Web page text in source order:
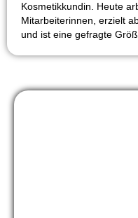
Kosmetikkundin. Heute
Mitarbeiterinnen, erzielt
und ist eine gefragte